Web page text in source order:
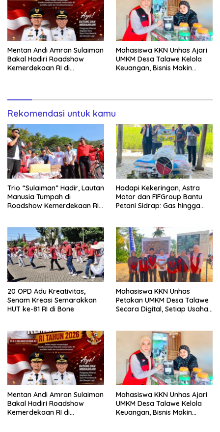
Mentan Andi Amran Sulaiman
Bakal Hadiri Roadshow
Kemerdekaan RI di
Mahasiswa KKN Unhas Ajari
UMKM Desa Talawe Kelola
Keuangan, Bisnis Makin
Rekomendasi untuk kamu
Trio “Sulaiman” Hadir, Lautan
Manusia Tumpah di
Roadshow Kemerdekaan RI
Hadapi Kekeringan, Astra
Motor dan FIFGroup Bantu
Petani Sidrap: Gas hingga
20 OPD Adu Kreativitas,
Senam Kreasi Semarakkan
HUT ke-81 RI di Bone
Mahasiswa KKN Unhas
Petakan UMKM Desa Talawe
Secara Digital, Setiap Usaha
Mentan Andi Amran Sulaiman
Bakal Hadiri Roadshow
Kemerdekaan RI di
Mahasiswa KKN Unhas Ajari
UMKM Desa Talawe Kelola
Keuangan, Bisnis Makin